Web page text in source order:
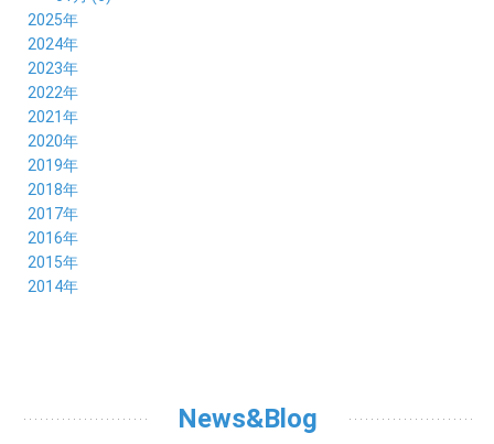
2025年
12月 (5)
11月 (3)
10月 (6)
09月 (5)
08月 (6)
07月 (4)
06月 (7)
05月 (6)
04月 (8)
03月 (6)
02月 (5)
01月 (7)
2024年
12月 (4)
11月 (8)
10月 (6)
09月 (7)
08月 (8)
07月 (5)
06月 (6)
05月 (4)
04月 (7)
03月 (6)
02月 (5)
2023年
12月 (3)
11月 (6)
10月 (6)
09月 (6)
08月 (8)
07月 (8)
06月 (8)
05月 (9)
04月 (8)
03月 (8)
2022年
12月 (12)
11月 (6)
10月 (5)
09月 (7)
08月 (5)
07月 (3)
06月 (5)
05月 (7)
04月 (6)
2021年
12月 (5)
11月 (5)
10月 (6)
09月 (5)
08月 (11)
07月 (5)
06月 (6)
05月 (6)
2020年
12月 (3)
11月 (6)
10月 (5)
09月 (8)
08月 (6)
07月 (7)
06月 (6)
2019年
12月 (7)
11月 (4)
10月 (8)
09月 (4)
08月 (7)
07月 (3)
2018年
12月 (8)
11月 (7)
10月 (8)
09月 (5)
08月 (7)
2017年
12月 (6)
11月 (6)
10月 (5)
2016年
12月 (8)
11月 (4)
2015年
12月 (8)
06月 (4)
2014年
News&Blog